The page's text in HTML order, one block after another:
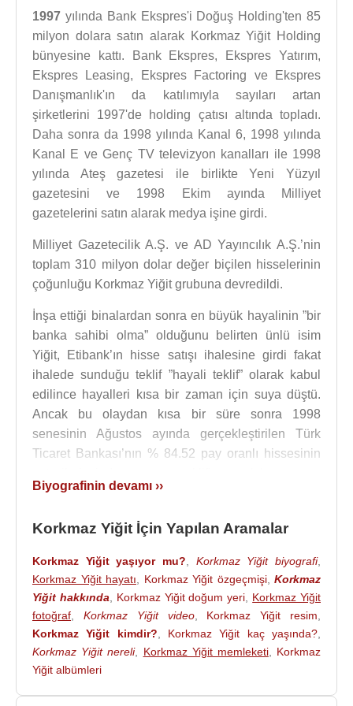
1997 yılında Bank Ekspres'i Doğuş Holding'ten 85
milyon dolara satın alarak Korkmaz Yiğit Holding
bünyesine kattı. Bank Ekspres, Ekspres Yatırım,
Ekspres Leasing, Ekspres Factoring ve Ekspres
Danışmanlık'ın da katılımıyla sayıları artan
şirketlerini 1997'de holding çatısı altında topladı.
Daha sonra da 1998 yılında Kanal 6, 1998 yılında
Kanal E ve Genç TV televizyon kanalları ile 1998
yılında Ateş gazetesi ile birlikte Yeni Yüzyıl
gazetesini ve 1998 Ekim ayında Milliyet
gazetelerini satın alarak medya işine girdi.
Milliyet Gazetecilik A.Ş. ve AD Yayıncılık A.Ş.’nin
toplam 310 milyon dolar değer biçilen hisselerinin
çoğunluğu Korkmaz Yiğit grubuna devredildi.
İnşa ettiği binalardan sonra en büyük hayalinin ”bir
banka sahibi olma” olduğunu belirten ünlü isim
Yiğit, Etibank’ın hisse satışı ihalesine girdi fakat
ihalede sunduğu teklif ”hayali teklif” olarak kabul
edilince hayalleri kısa bir zaman için suya düştü.
Ancak bu olaydan kısa bir süre sonra 1998
senesinin Ağustos ayında gerçekleştirilen Türk
Ticaret Bankası’nın % 84.52 pay oranlı hissesinin
başararak en büyük hayalini gerçekleştirmiş oldu.
1998yılında Türk Ticaret Bankası'nın yüzde
ile kazandı ancak ihale sürecinde Alaattin
Çakıcı'nın devreye girdiği anlaşılınca, ihale iptal
edildi.Alaattin Çakıcıile görüşmelerinin kayıtları,
CHPmilletvekili Fikri Sağlartarafından basına
açıklandı. Bunun üzerine Yeni Yüzyıl gazetesi
kapandı. Milliyet gazetesi çalışanlarının baskısı
Biyografinin devamı ››
Korkmaz Yiğit İçin Yapılan Aramalar
Korkmaz Yiğit yaşıyor mu? Korkmaz Yiğit biyografi,
Korkmaz Yiğit hayatı
Korkmaz Yiğit özgeçmişi, Korkmaz
Yiğit hakkında
Korkmaz Yiğit doğum yeri
Korkmaz Yiğit
fotoğraf
Korkmaz Yiğit video, Korkmaz Yiğit resim
Korkmaz Yiğit kimdir?
Korkmaz Yiğit kaç yaşında?
Korkmaz Yiğit nereli, Korkmaz Yiğit memleketi, Korkmaz
Yiğit albümleri